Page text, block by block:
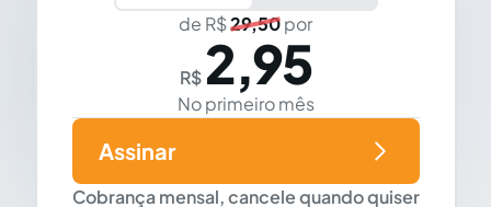
de R$29,50por
R$ 2,95
No primeiro mês
Cobrança mensal, cancele quando quiser
Assinar